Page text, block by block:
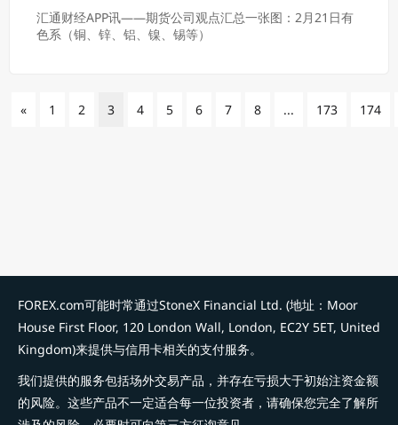
汇通财经APP讯——期货公司观点汇总一张图：2月21日有
色系（铜、锌、铝、镍、锡等）
« 1 2 3 4 5 6 7 8 ... 173 174
FOREX.com可能时常通过StoneX Financial Ltd. (地址：Moor
House First Floor, 120 London Wall, London, EC2Y 5ET, United
Kingdom)来提供与信用卡相关的支付服务。
我们提供的服务包括场外交易产品，并存在亏损大于初始注资金额
的风险。这些产品不一定适合每一位投资者，请确保您完全了解所